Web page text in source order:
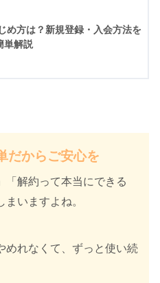
め方は？新規登録・入会方法を
単解説
だからご安心を
「解約って本当にできる
いますよね。
めれなくて、ずっと使い続